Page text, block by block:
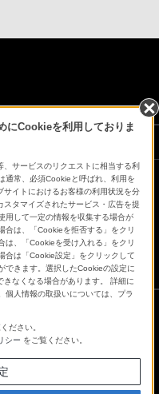
にCookieを利用しておりま
サービスのリクエストに相当する利
通常、必須Cookieと呼ばれ、利用を
イトにおけるお客様の利用状況を分
タマイズされたサービス・広告を提
用して一定の情報を収集する場合が
合は、「Cookieを拒否する」をクリ
は、「Cookieを受け入れる」をクリ
合は「Cookie設定」をクリックして
できます。選択したCookieの設定に
きなくなる場合があります。 詳細に
個人情報の取扱いについては、プラ
ださい。
シー をご覧ください。
て
案内
ニュースリリース
利用規約
シー
Inc.